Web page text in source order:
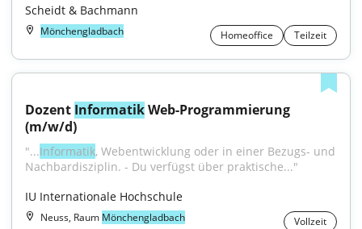
Scheidt & Bachmann
Mönchengladbach Homeoffice Teilzeit
Dozent Informatik Web-Programmierung
(m/w/d)
"...Informatik, Webentwicklung oder in einer Bezugs- und
Nachbardisziplin. - Du verfügst über praktische..."
IU Internationale Hochschule
Neuss, Raum Mönchengladbach Vollzeit